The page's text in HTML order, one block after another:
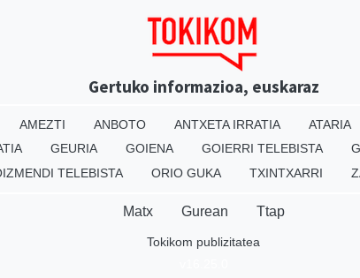
Gertuko informazioa, euskaraz
AMEZTI ANBOTO ANTXETA IRRATIA ATARIA
GEURIA GOIENA GOIERRI TELEBISTA
TELEBISTA ORIO GUKA TXINTXARRI
Matx Gurean Ttap
Tokikom publizitatea